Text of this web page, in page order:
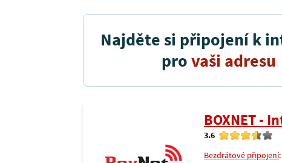
Najděte si připojení k
provaši adresu
BOXNET -
3.6
Bezdrátové připojení